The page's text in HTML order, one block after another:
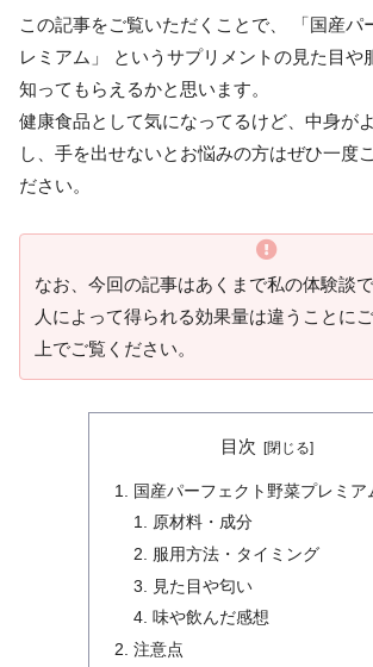
この記事をご覧いただくことで、 「国産パ
レミアム」 というサプリメントの見た目や
知ってもらえるかと思います。
健康食品として気になってるけど、中身が
し、手を出せないとお悩みの方はぜひ一度
ださい。
なお、今回の記事はあくまで私の体験談で
人によって得られる効果量は違うことに
上でご覧ください。
目次
国産パーフェクト野菜プレミア
原材料・成分
服用方法・タイミング
見た目や匂い
味や飲んだ感想
注意点